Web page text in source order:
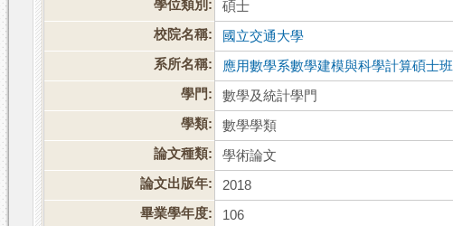
學位類別:
碩士
校院名稱:
國立交通大學
系所名稱:
應用數學系數學建模與科學計算碩士班
學門:
數學及統計學門
學類:
數學學類
論文種類:
學術論文
論文出版年:
2018
畢業學年度:
106